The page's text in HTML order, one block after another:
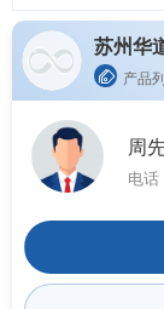
产品
周
电话